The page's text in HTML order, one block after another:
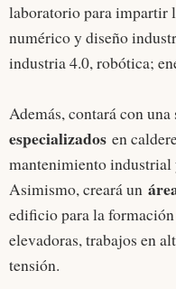
laboratorio para impartir
numérico y diseño
industria 4.0, robótica;
Además, contará con una
especializados en
mantenimiento
Asimismo, creará un
edificio para la
elevadoras, trabajos en
tensión.